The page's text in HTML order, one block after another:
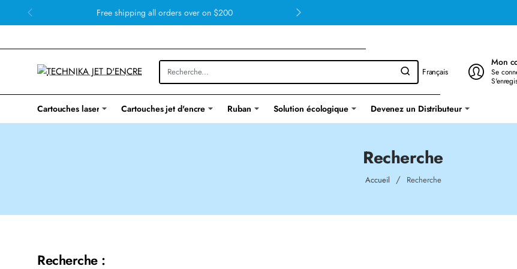
Free shipping all orders over on $200
Français
Mon
Se
Cartouches laser Cartouches jet d'encre Ruban Solution écologique Devenez un Distributeur
Recherche
AccueilhomeRecherche
Recherche :